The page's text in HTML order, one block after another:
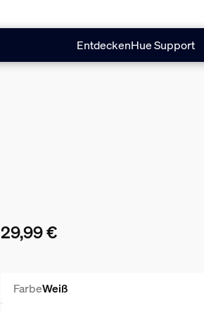
EntdeckenHue Support
29,99 €
FarbeWeiß